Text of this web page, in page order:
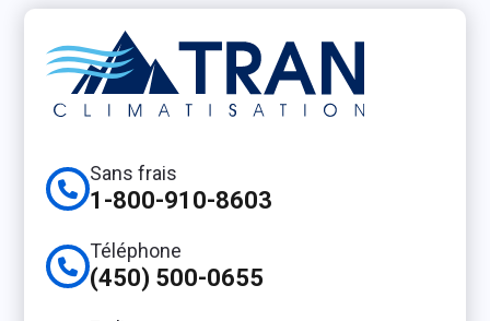
Sans frais
1-800-910-8603
Téléphone
(450) 500-0655